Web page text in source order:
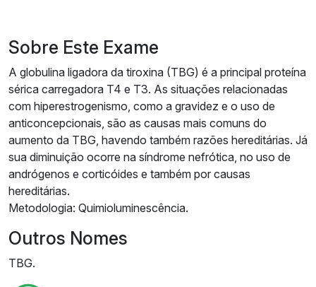
Sobre Este Exame
A globulina ligadora da tiroxina (TBG) é a principal proteína
sérica carregadora T4 e T3. As situações relacionadas
com hiperestrogenismo, como a gravidez e o uso de
anticoncepcionais, são as causas mais comuns do
aumento da TBG, havendo também razões hereditárias. Já
sua diminuição ocorre na síndrome nefrótica, no uso de
andrógenos e corticóides e também por causas
hereditárias.
Metodologia: Quimioluminescência.
Outros Nomes
TBG.